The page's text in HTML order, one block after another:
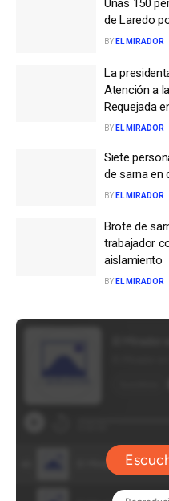
Unas 150
de Laredo
BY EL MIRADOR
La
Atención a
Requejada
BY EL MIRADOR
Siete
de sarna en
BY EL MIRADOR
Brote de
trabajador
aislamiento
BY EL MIRADOR